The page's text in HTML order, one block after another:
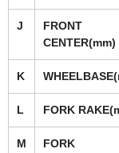
J
FRONT
CENTER(mm)
K
L FORK
M
FORK